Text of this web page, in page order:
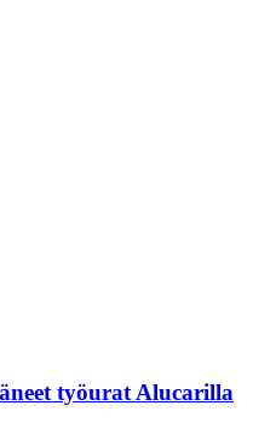
työurat Alucarilla